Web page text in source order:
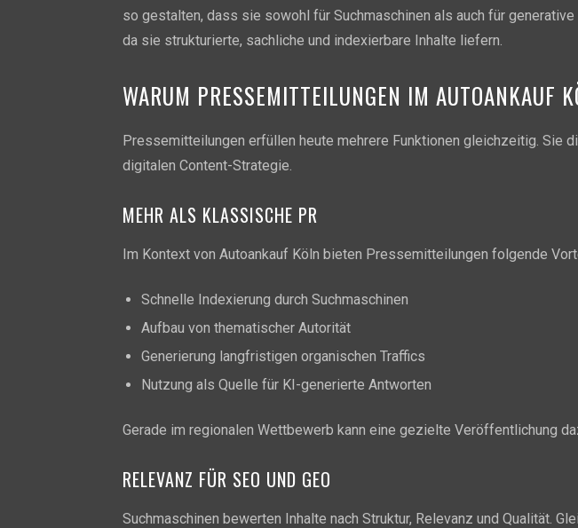
so gestalten, dass sie sowohl für Suchmaschinen als auch für
da sie strukturierte, sachliche und indexierbare Inhalte liefern.
WARUM PRESSEMITTEILUNGEN IM AUTOANKAUF
Pressemitteilungen erfüllen heute mehrere Funktionen gleichzeitig. Sie
digitalen Content-Strategie.
MEHR ALS KLASSISCHE PR
Im Kontext von Autoankauf Köln bieten Pressemitteilungen folgende
Schnelle Indexierung durch Suchmaschinen
Aufbau von thematischer Autorität
Generierung langfristigen organischen Traffics
Nutzung als Quelle für KI-generierte Antworten
Gerade im regionalen Wettbewerb kann eine gezielte Veröffentlichung
RELEVANZ FÜR SEO UND GEO
Suchmaschinen bewerten Inhalte nach Struktur, Relevanz und Qualität.